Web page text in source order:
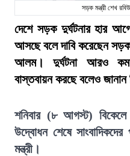
সড়ক মন্ত্রী শেখ
দেশে সড়ক দুর্ঘটনার হার
আসছে বলে দাবি করেছেন
আলম। দুর্ঘটনা আরও
বাস্তবায়ন করছে বলেও জানান
শনিবার (৮ আগস্ট)
উদ্বোধন শেষে
মন্ত্রী।